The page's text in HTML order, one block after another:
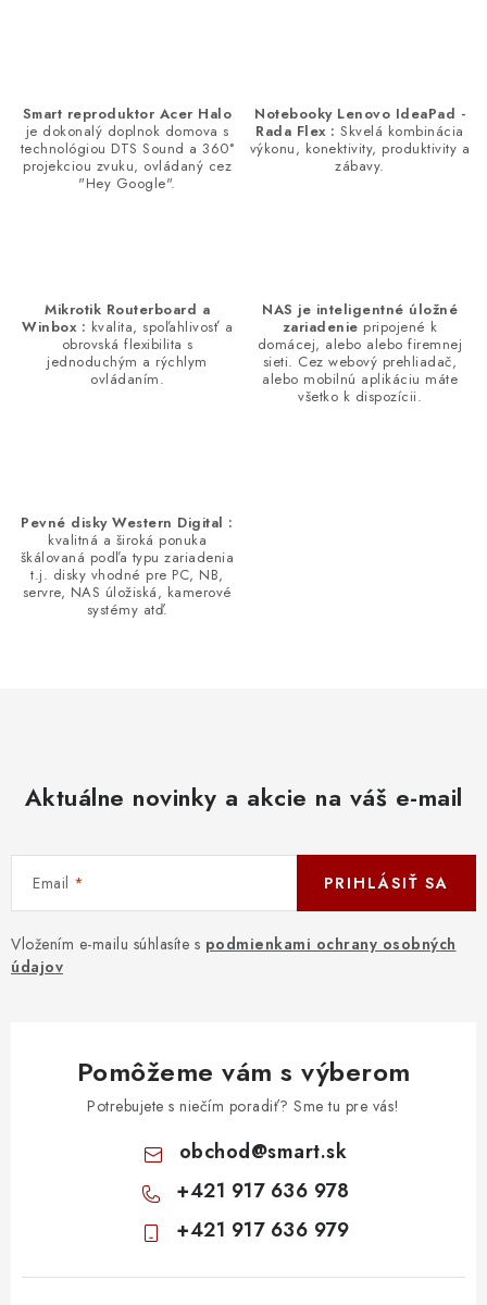
ý
p
Smart reproduktor Acer Halo
je dokonalý doplnok domova s
technológiou DTS Sound a 360°
projekciou zvuku, ovládaný cez
"Hey Google".
Notebooky Lenovo IdeaPad -
Rada Flex : Skvelá kombinácia
výkonu, konektivity, produktivity a
zábavy.
Mikrotik Routerboard a
Winbox : kvalita, spoľahlivosť a
obrovská flexibilita s
jednoduchým a rýchlym
ovládaním.
NAS je inteligentné úložné
zariadenie pripojené k
domácej, alebo alebo firemnej
sieti. Cez webový prehliadač,
alebo mobilnú aplikáciu máte
všetko k dispozícii.
Pevné disky Western Digital :
kvalitná a široká ponuka
škálovaná podľa typu zariadenia
t.j. disky vhodné pre PC, NB,
servre, NAS úložiská, kamerové
systémy atď.
Aktuálne novinky a akcie na váš e-mail
Email
Vložením e-mailu súhlasíte s podmienkami ochrany osobných
údajov
PRIHLÁSIŤ SA
Pomôžeme vám s výberom
Potrebujete s niečím poradiť? Sme tu pre vás!
obchod@smart.sk
+421 917 636 978
+421 917 636 979